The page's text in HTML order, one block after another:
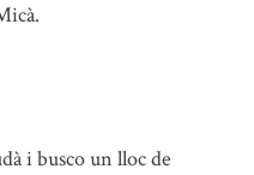
i busco un lloc de